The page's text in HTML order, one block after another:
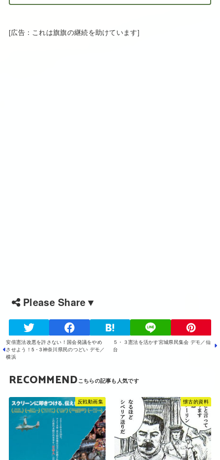
[広告：これは旗旗の継続を助けています]
Please Share▼
５・３憲法を活かす宮城県民集会 デモ／仙
台
安倍憲法改悪を許さない！国会発議をやめ
させよう！5・3神奈川県民のつどい デモ／
横浜
RECOMMEND
反戦動画集 懐古的資料